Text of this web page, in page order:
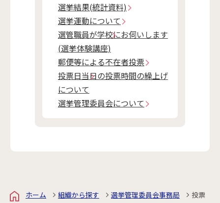
選挙結果(統計資料)
選挙運動について
選管職員が学校にお伺いします
(選挙体験講座)
郵便等による不在者投票
投票日当日の投票時間の繰上げ
について
選挙管理委員会について
ホーム 組織から探す 選挙管理委員会事務局
投票